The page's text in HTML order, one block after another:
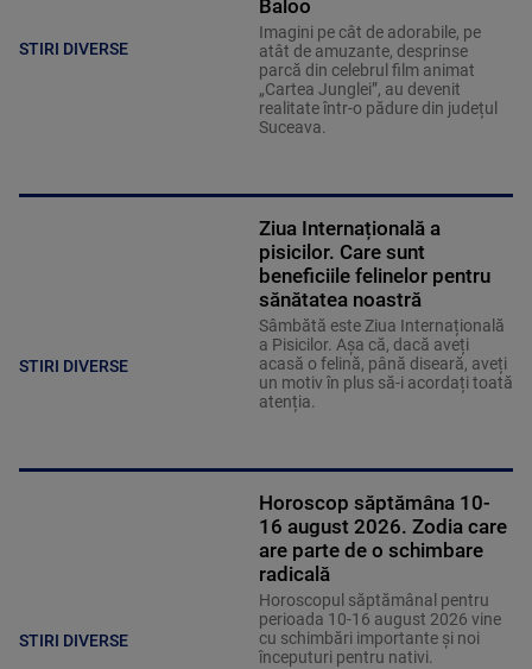
STIRI DIVERSE
Baloo
Imagini pe cât de adorabile, pe
atât de amuzante, desprinse
parcă din celebrul film animat
„Cartea Junglei”, au devenit
realitate într-o pădure din județul
Suceava.
STIRI DIVERSE
Ziua Internațională a
pisicilor. Care sunt
beneficiile felinelor pentru
sănătatea noastră
Sâmbătă este Ziua Internațională
a Pisicilor. Așa că, dacă aveți
acasă o felină, până diseară, aveți
un motiv în plus să-i acordați toată
atenția.
STIRI DIVERSE
Horoscop săptămâna 10-
16 august 2026. Zodia care
are parte de o schimbare
radicală
Horoscopul săptămânal pentru
perioada 10-16 august 2026 vine
cu schimbări importante și noi
începuturi pentru nativi.